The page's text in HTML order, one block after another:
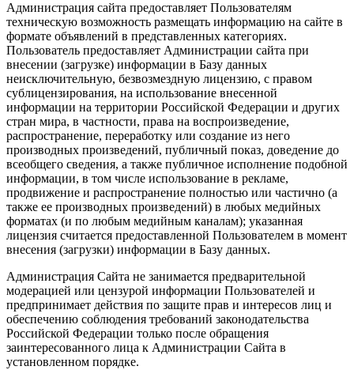
Администрация сайта предоставляет Пользователям
техническую возможность размещать информацию на сайте в
формате объявлений в представленных категориях.
Пользователь предоставляет Администрации сайта при
внесении (загрузке) информации в Базу данных
неисключительную, безвозмездную лицензию, с правом
сублицензирования, на использование внесенной
информации на территории Российской Федерации и других
стран мира, в частности, права на воспроизведение,
распространение, переработку или создание из него
производных произведений, публичный показ, доведение до
всеобщего сведения, а также публичное исполнение подобной
информации, в том числе использование в рекламе,
продвижение и распространение полностью или частично (а
также ее производных произведений) в любых медийных
форматах (и по любым медийным каналам); указанная
лицензия считается предоставленной Пользователем в момент
внесения (загрузки) информации в Базу данных.
Администрация Сайта не занимается предварительной
модерацией или цензурой информации Пользователей и
предпринимает действия по защите прав и интересов лиц и
обеспечению соблюдения требований законодательства
Российской Федерации только после обращения
заинтересованного лица к Администрации Сайта в
установленном порядке.